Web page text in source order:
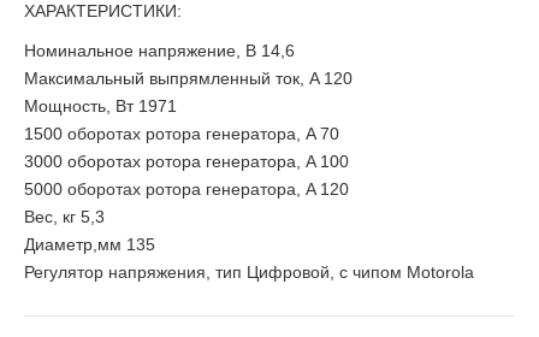
ХАРАКТЕРИСТИКИ:
Номинальное напряжение, В 14,6
Максимальный выпрямленный ток, A 120
Мощность, Вт 1971
1500 оборотах ротора генератора, A 70
3000 оборотах ротора генератора, A 100
5000 оборотах ротора генератора, A 120
Вес, кг 5,3
Диаметр,мм 135
Регулятор напряжения, тип Цифровой, с чипом Motorola